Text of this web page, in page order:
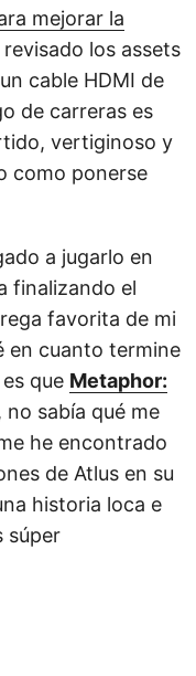
mejorar la
los assets
cable HDMI de
de carreras es
vertiginoso y
como ponerse
a jugarlo en
finalizando el
favorita de mi
en cuanto termine
que Metaphor:
sabía qué me
he encontrado
de Atlus en su
historia loca e
súper